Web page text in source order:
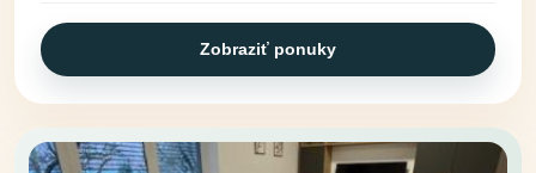
Zobraziť ponuky